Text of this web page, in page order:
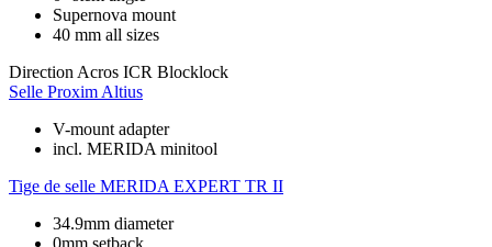
Supernova mount
40 mm all sizes
Direction Acros ICR Blocklock
Selle Proxim Altius
V-mount adapter
incl. MERIDA minitool
Tige de selle MERIDA EXPERT TR II
34.9mm diameter
0mm setback